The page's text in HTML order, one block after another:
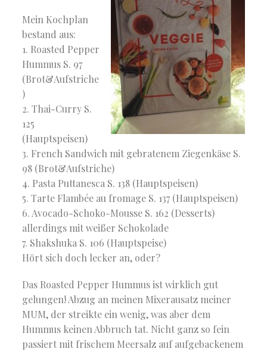
Mein Kochplan
bestand aus:
1. Roasted Pepper
Hummus S. 97
(Brot&Aufstriche
)
2. Thai-Curry S.
125
(Hauptspeisen)
3. French Sandwich mit gebratenem Ziegenkäse S.
98 (Brot&Aufstriche)
4. Pasta Puttanesca S. 138 (Hauptspeisen)
5. Tarte Flambée au fromage S. 137 (Hauptspeisen)
6. Avocado-Schoko-Mousse S. 162 (Desserts)
allerdings mit weißer Schokolade
7. Shakshuka S. 106 (Hauptspeise)
Hört sich doch lecker an, oder?
Das Roasted Pepper Hummus ist wirklich gut
gelungen! Abzug an meinen Mixerausatz meiner
MUM, der streikte ein wenig, was aber dem
Hummus keinen Abbruch tat. Nicht ganz so fein
passiert mit frischem Meersalz auf aufgebackenem